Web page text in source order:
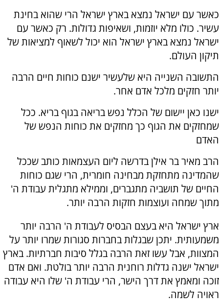
כאשר עם ישראל נמצא בארץ ישראל הרי שהוא בחינת
עשיר. כולו מלא יוזמות, ושאיפות גדולות. רק כאשר עם
ישראל נמצא בארץ ישראל הוא יכול לשאוף למציאות של
תיקון העולם.
התשובה השנייה היא שלעשיר ישנם כוחות חיים הרבה
יותר חזקים מלכל אדם אחר.
ישנו כאן יישום של הכלל נפש בריאה בגוף בריא. ככל
שמחזקים את הגוף כך מחזקים את כוחות הנפש של
האדם
הרב מאיר בר אילן בדרשה ליום העצמאות כותב שככל
שהמדינה מתחזקת מבחינה חומרית, הרי שגם כוחות
החיים של תושביה מתגברים, וממילא מתגלית עבודת ה'
מתוך שמחה ועוצמות חזקות הרבה יותר.
ארץ ישראל היא בעצם הבסיס לעבודת ה' הרבה יותר
משמעותית. יתכן שבגלות בחברות סגורות שמרו יותר על
המצוות, אבל עשו זאת הרבה בגלל סיבות חברתיות. בארץ
ישראל ישנה גדלות רוחנית הרבה יותר בולטת. ואם אדם
זוכה ומאמץ את דרך הישר, הרי עבודת ה' שלו היא עבודה
ראויה לשמה.